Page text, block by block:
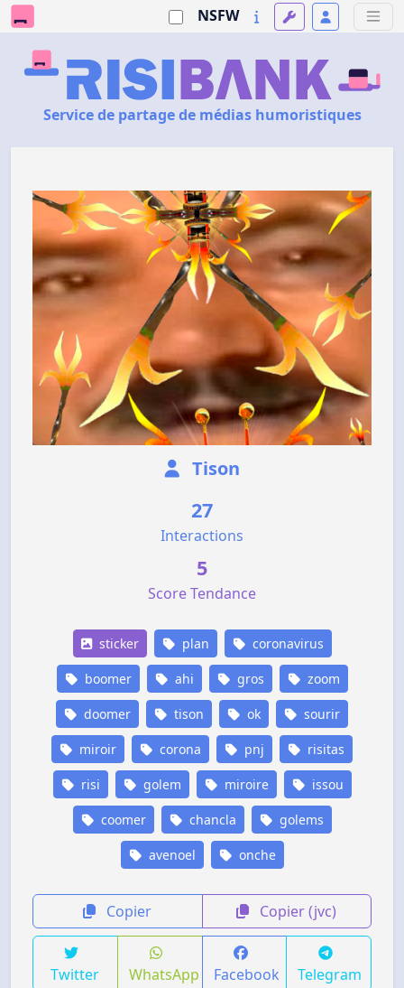
NSFW
Service de partage de médias humoristiques
Tison
27
Interactions
5
Score Tendance
sticker plan coronavirus
boomer ahi gros zoom
doomer tison ok sourir
miroir corona pnj risitas
risi golem miroire issou
coomer chancla golems
avenoel onche
Copier Copier (jvc)
Twitter WhatsApp Facebook Telegram